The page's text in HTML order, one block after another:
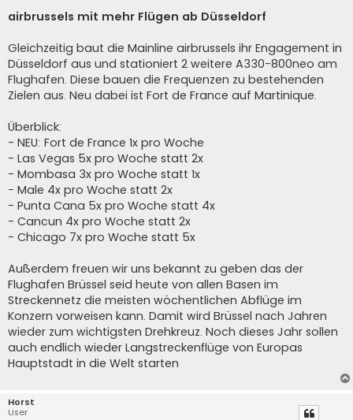
airbrussels mit mehr Flügen ab Düsseldorf
Gleichzeitig baut die Mainline airbrussels ihr Engagement in
Düsseldorf aus und stationiert 2 weitere A330-800neo am
Flughafen. Diese bauen die Frequenzen zu bestehenden
Zielen aus. Neu dabei ist Fort de France auf Martinique.
Überblick:
- NEU: Fort de France 1x pro Woche
- Las Vegas 5x pro Woche statt 2x
- Mombasa 3x pro Woche statt 1x
- Male 4x pro Woche statt 2x
- Punta Cana 5x pro Woche statt 4x
- Cancun 4x pro Woche statt 2x
- Chicago 7x pro Woche statt 5x
Außerdem freuen wir uns bekannt zu geben das der
Flughafen Brüssel seid heute von allen Basen im
Streckennetz die meisten wöchentlichen Abflüge im
Konzern vorweisen kann. Damit wird Brüssel nach Jahren
wieder zum wichtigsten Drehkreuz. Noch dieses Jahr sollen
auch endlich wieder Langstreckenflüge von Europas
Hauptstadt in die Welt starten
Horst
User